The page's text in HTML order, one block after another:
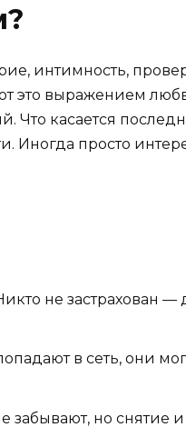
интимность,
это выражением
касается
Иногда просто
не застрахован —
в сеть, они
забывают, но снятие